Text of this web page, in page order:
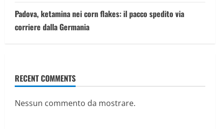
Padova, ketamina nei corn flakes: il pacco spedito via
corriere dalla Germania
RECENT COMMENTS
Nessun commento da mostrare.